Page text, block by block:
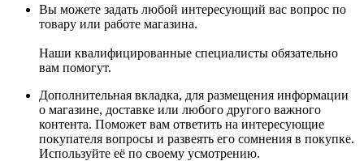
Вы можете задать любой интересующий вас вопрос по
товару или работе магазина.
Наши квалифицированные специалисты обязательно
вам помогут.
Дополнительная вкладка, для размещения информации
о магазине, доставке или любого другого важного
контента. Поможет вам ответить на интересующие
покупателя вопросы и развеять его сомнения в покупке.
Используйте её по своему усмотрению.